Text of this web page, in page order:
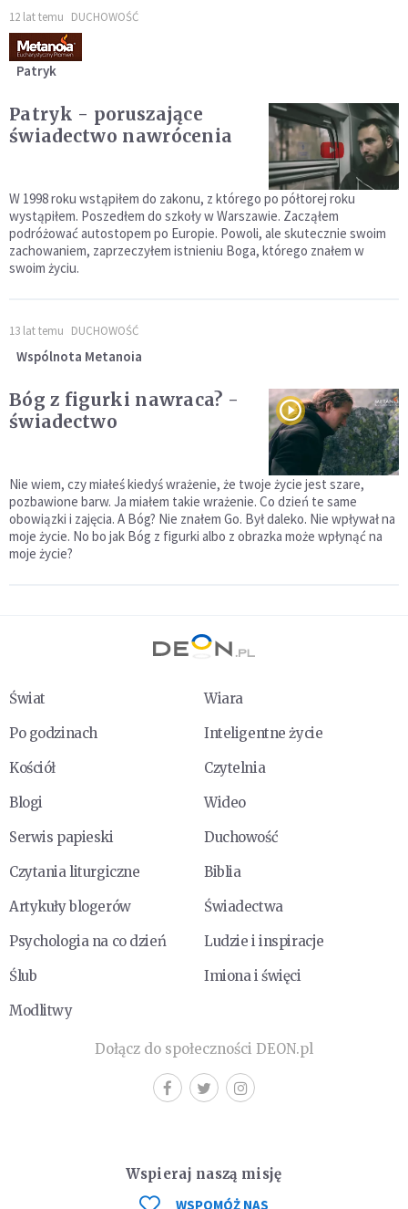
12 lat temu DUCHOWOŚĆ
Patryk
Patryk - poruszające
świadectwo nawrócenia
W 1998 roku wstąpiłem do zakonu, z którego po półtorej roku
wystąpiłem. Poszedłem do szkoły w Warszawie. Zacząłem
podróżować autostopem po Europie. Powoli, ale skutecznie swoim
zachowaniem, zaprzeczyłem istnieniu Boga, którego znałem w
swoim życiu.
13 lat temu DUCHOWOŚĆ
Wspólnota Metanoia
Bóg z figurki nawraca? -
świadectwo
Nie wiem, czy miałeś kiedyś wrażenie, że twoje życie jest szare,
pozbawione barw. Ja miałem takie wrażenie. Co dzień te same
obowiązki i zajęcia. A Bóg? Nie znałem Go. Był daleko. Nie wpływał na
moje życie. No bo jak Bóg z figurki albo z obrazka może wpłynąć na
moje życie?
Świat
Wiara
Po godzinach
Inteligentne życie
Kościół
Czytelnia
Blogi
Wideo
Serwis papieski
Duchowość
Czytania liturgiczne
Biblia
Artykuły blogerów
Świadectwa
Psychologia na co dzień
Ludzie i inspiracje
Ślub
Imiona i święci
Modlitwy
Dołącz do społeczności DEON.pl
Wspieraj naszą misję
WSPOMÓŻ NAS